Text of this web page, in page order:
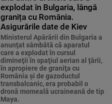
explodat în Bulgaria, lângă
granița cu România.
Asigurările date de Kiev
Ministerul Apărării din Bulgaria a
anunţat sâmbătă că aparatul
care a explodat în cursul
dimineţii în spaţiul aerian al ţării,
în apropiere de graniţa cu
România şi de gazoductul
transbalcanic, era probabil o
dronă momeală ucraineană de tip
Maya.